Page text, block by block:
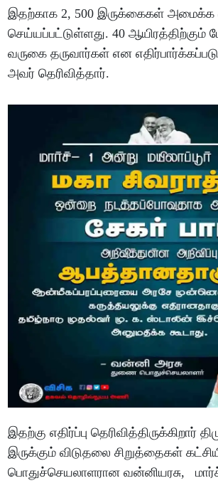
இதற்காக 2, 500 இருக்கைகள் அமைக்க
செய்யப்பட்டுள்ளது. 40 ஆயிரத்திற்கும்
வருகை தருவார்கள் என
அவர் தெரிவித்தார்.
இதற்கு எதிர்ப்பு தெரிவித்திருக்கிறார்
இருக்கும் விடுதலை சிறுத்தைகள்
பொதுச்செயலாளரான வன்னியரசு,